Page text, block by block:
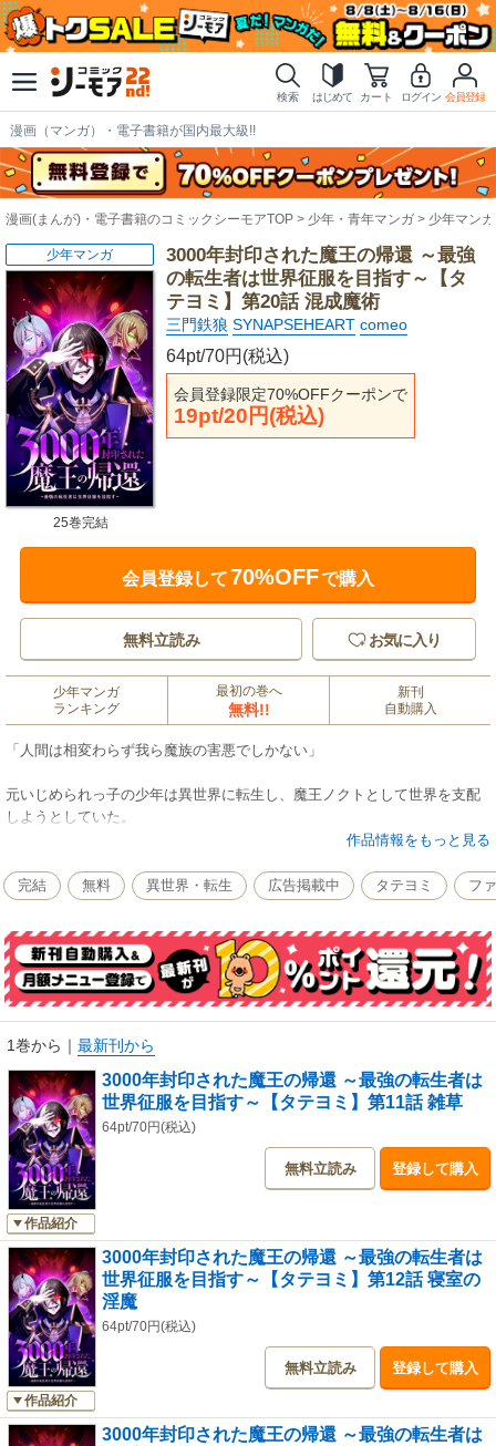
検索 はじめて カート ログイン 会員登録
漫画（マンガ）・電子書籍が国内最大級!!
漫画(まんが)・電子書籍のコミックシーモアTOP 少年・青年マンガ 少年マンガ
3000年封印された魔王の帰還 ～最強
の転生者は世界征服を目指す～【タ
テヨミ】第20話 混成魔術
三門鉄狼 SYNAPSEHEART comeo
64pt/70円(税込)
会員登録限定70%OFFクーポンで
19pt/20円(税込)
少年マンガ
25巻完結
会員登録して70%OFFで購入
無料立読み お気に入り
少年マンガ
ランキング
最初の巻へ
無料!!
新刊
自動購入
「人間は相変わらず我ら魔族の害悪でしかない」
元いじめられっ子の少年は異世界に転生し、魔王ノクトとして世界を支配
しようとしていた。
だが野望達成の直前、計略によって配下の軍団長たちと共に封印されてし
それから3000年が経過したとき、ついにノクトは封印を解くことに成功す
る。
復活した彼の前には、異形の化け物が人間を襲い、その人間どもが魔族を
虐げている世界が広がっていた。
世界の惨状を知ったノクトは、共に戦った魔王軍の仲間と共に、世界を支
まずは化け物の生贄にされそうな魔族たちを救い、人間への報復を行って
いく。
「我が前にひれ伏せ、世界。我が眷属たちよ、進軍を開始せよ」
最強魔王の世界征服が、いま始まる！
作品情報をもっと見る
完結 無料 異世界・転生 広告掲載中 タテヨミ フ
1巻から ｜ 最新刊から
作品紹介
3000年封印された魔王の帰還 ～最強の転生者は
世界征服を目指す～【タテヨミ】第11話 雑草
64pt/70円(税込)
無料立読み 登録して購入
作品紹介
3000年封印された魔王の帰還 ～最強の転生者は
世界征服を目指す～【タテヨミ】第12話 寝室の
淫魔
64pt/70円(税込)
無料立読み 登録して購入
3000年封印された魔王の帰還 ～最強の転生者は